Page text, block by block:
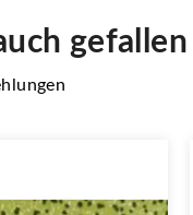
gefallen